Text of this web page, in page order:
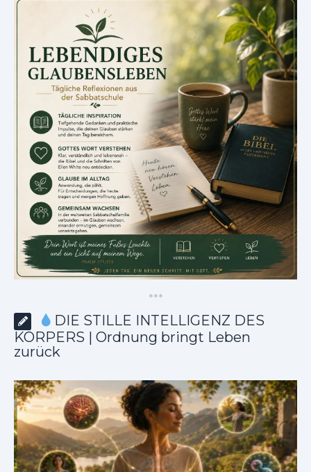
***
DIE STILLE INTELLIGENZ DES
KÖRPERS | Ordnung bringt Leben
zurück